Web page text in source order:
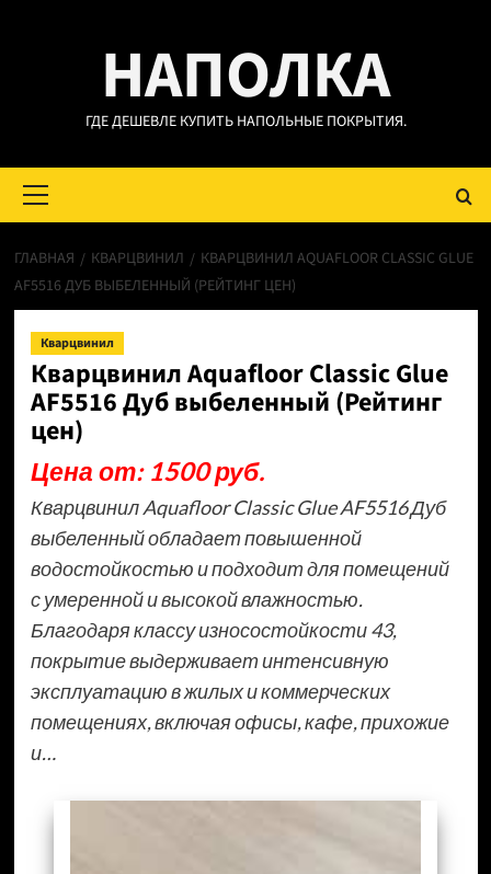
НАПОЛКА
ГДЕ ДЕШЕВЛЕ КУПИТЬ НАПОЛЬНЫЕ ПОКРЫТИЯ.
меню
ГЛАВНАЯ КВАРЦВИНИЛ
КВАРЦВИНИЛ AQUAFLOOR CLASSIC GLUE
AF5516 ДУБ ВЫБЕЛЕННЫЙ (РЕЙТИНГ ЦЕН)
Кварцвинил
Кварцвинил Aquafloor Classic Glue
AF5516 Дуб выбеленный (Рейтинг
цен)
Цена от: 1500 руб.
Кварцвинил Aquafloor Classic Glue AF5516 Дуб
выбеленный обладает повышенной
водостойкостью и подходит для помещений
с умеренной и высокой влажностью.
Благодаря классу износостойкости 43,
покрытие выдерживает интенсивную
эксплуатацию в жилых и коммерческих
помещениях, включая офисы, кафе, прихожие
и…